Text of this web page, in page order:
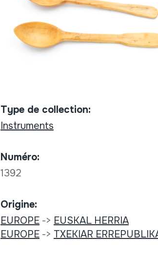
Type de collection:
Instruments
Numéro:
1392
Origine:
EUROPE-> EUSKAL HERRIA
EUROPE-> TXEKIAR